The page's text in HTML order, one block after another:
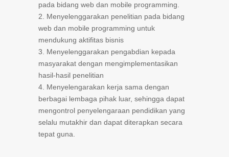
pada bidang web dan mobile programming.
2. Menyelenggarakan penelitian pada bidang
web dan mobile programming untuk
mendukung aktifitas bisnis
3. Menyelenggarakan pengabdian kepada
masyarakat dengan mengimplementasikan
hasil-hasil penelitian
4. Menyelengarakan kerja sama dengan
berbagai lembaga pihak luar, sehingga dapat
mengontrol penyelengaraan pendidikan yang
selalu mutakhir dan dapat diterapkan secara
tepat guna.